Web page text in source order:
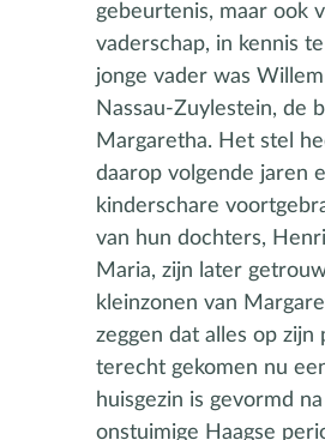
gebeurtenis, maar ook
vaderschap, in kennis
jonge vader was
Nassau-Zuylestein, de
Margaretha. Het stel
daarop volgende jaren
kinderschare
van hun dochters,
Maria, zijn later
kleinzonen van
zeggen dat alles op zijn
terecht gekomen nu
huisgezin is gevormd
onstuimige Haagse